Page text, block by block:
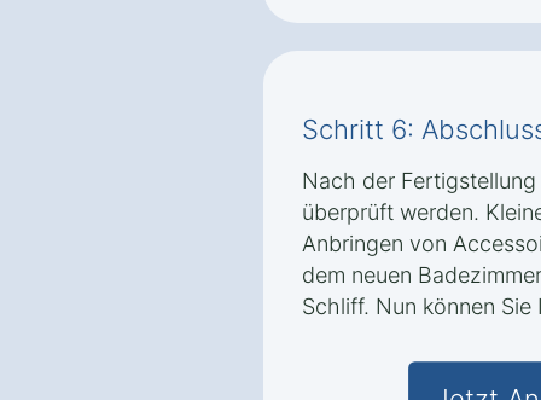
Schritt 6:
Nach der
überprüft werden.
Anbringen von
dem neuen
Schliff. Nun können